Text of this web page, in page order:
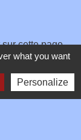
cette page
what you want
Personalize